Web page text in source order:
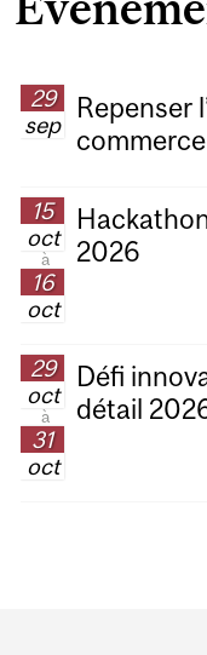
29
sep
Repenser
15
oct
à
16
oct
2026
29
oct
à
31
oct
Défi
détail